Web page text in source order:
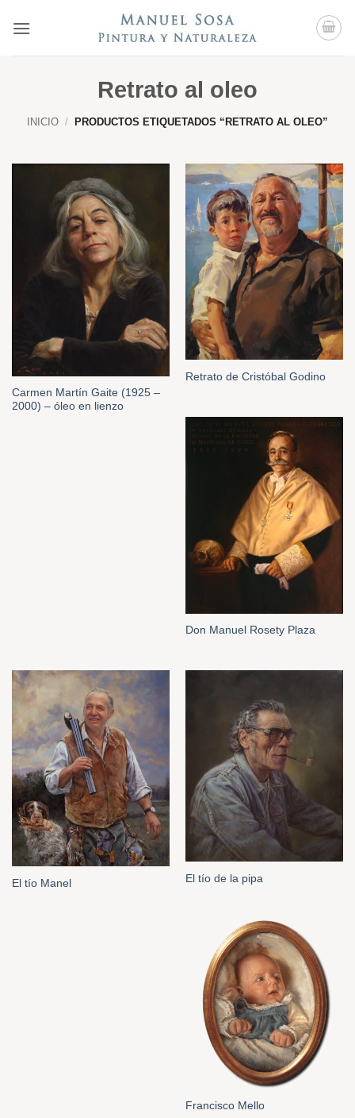
Retrato al oleo
INICIO / PRODUCTOS ETIQUETADOS “RETRATO AL OLEO”
Carmen Martín Gaite (1925 –
2000) – óleo en lienzo
Retrato de Cristóbal Godino
Don Manuel Rosety Plaza
El tío Manel El tío de la pipa
Francisco Mello